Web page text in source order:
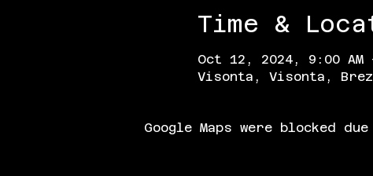
Time &
Oct 12, 2024, 9:00 AM
Visonta, Visonta,
Google Maps were blocked